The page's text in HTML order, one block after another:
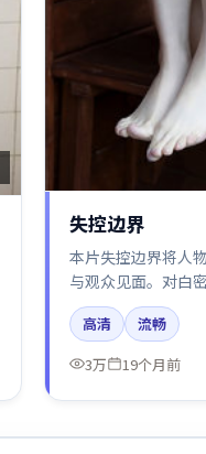
失控边界
本片失控边界将人
与观众见面。对白
词节奏值得关注；
高清
流畅
3万
19个月前